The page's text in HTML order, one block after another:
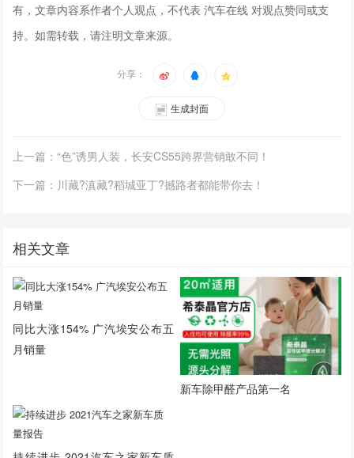
有，文章内容系作者个人观点，不代表 汽车在线 对观点赞同或支
持。如需转载，请注明文章来源。
分享：
生成封面
上一篇：“色”诱男人装，长安CS55跨界营销敢不同！
下一篇：川藏?滇藏?稻城亚丁?撼路者都能带你去！
相关文章
同比大涨154% 广汽埃安公布五
月销量
新车除甲醛产品第一名